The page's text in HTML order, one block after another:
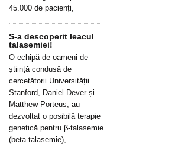
45.000 de pacienți,
S-a descoperit leacul
talasemiei!
O echipă de oameni de
știință condusă de
cercetătorii Universității
Stanford, Daniel Dever și
Matthew Porteus, au
dezvoltat o posibilă terapie
genetică pentru β-talasemie
(beta-talasemie),